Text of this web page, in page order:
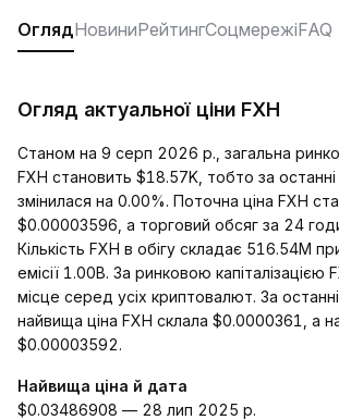
ОглядНовиниРейтингСоцмережіFAQ
Огляд актуальної ціни FXH
Станом на 9 серп 2026 р., загальна
FXH становить $18.57K, тобто за
змінилася на 0.00%. Поточна ціна FXH
$0.00003596, а торговий обсяг за 24
Кількість FXH в обігу складає 516.54M
емісії 1.00B. За ринковою капіталізацією
місце серед усіх криптовалют. За
найвища ціна FXH склала $0.0000361, а
$0.00003592.
Найвища ціна й дата
$0.03486908 — 28 лип 2025 р.